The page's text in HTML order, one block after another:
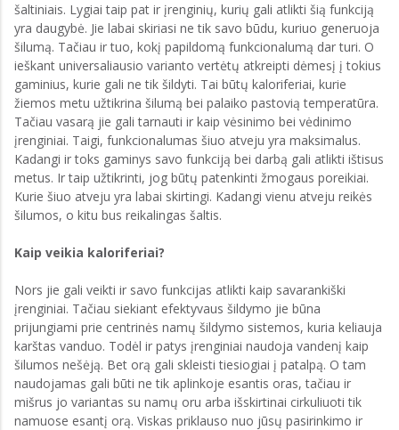
šaltiniais. Lygiai taip pat ir įrenginių, kurių gali atlikti šią funkciją
yra daugybė. Jie labai skiriasi ne tik savo būdu, kuriuo generuoja
šilumą. Tačiau ir tuo, kokį papildomą funkcionalumą dar turi. O
ieškant universaliausio varianto vertėtų atkreipti dėmesį į tokius
gaminius, kurie gali ne tik šildyti. Tai būtų kaloriferiai, kurie
žiemos metu užtikrina šilumą bei palaiko pastovią temperatūra.
Tačiau vasarą jie gali tarnauti ir kaip vėsinimo bei vėdinimo
įrenginiai. Taigi, funkcionalumas šiuo atveju yra maksimalus.
Kadangi ir toks gaminys savo funkciją bei darbą gali atlikti ištisus
metus. Ir taip užtikrinti, jog būtų patenkinti žmogaus poreikiai.
Kurie šiuo atveju yra labai skirtingi. Kadangi vienu atveju reikės
šilumos, o kitu bus reikalingas šaltis.
Kaip veikia kaloriferiai?
Nors jie gali veikti ir savo funkcijas atlikti kaip savarankiški
įrenginiai. Tačiau siekiant efektyvaus šildymo jie būna
prijungiami prie centrinės namų šildymo sistemos, kuria keliauja
karštas vanduo. Todėl ir patys įrenginiai naudoja vandenį kaip
šilumos nešėją. Bet orą gali skleisti tiesiogiai į patalpą. O tam
naudojamas gali būti ne tik aplinkoje esantis oras, tačiau ir
mišrus jo variantas su namų oru arba išskirtinai cirkuliuoti tik
namuose esantį orą. Viskas priklauso nuo jūsų pasirinkimo ir